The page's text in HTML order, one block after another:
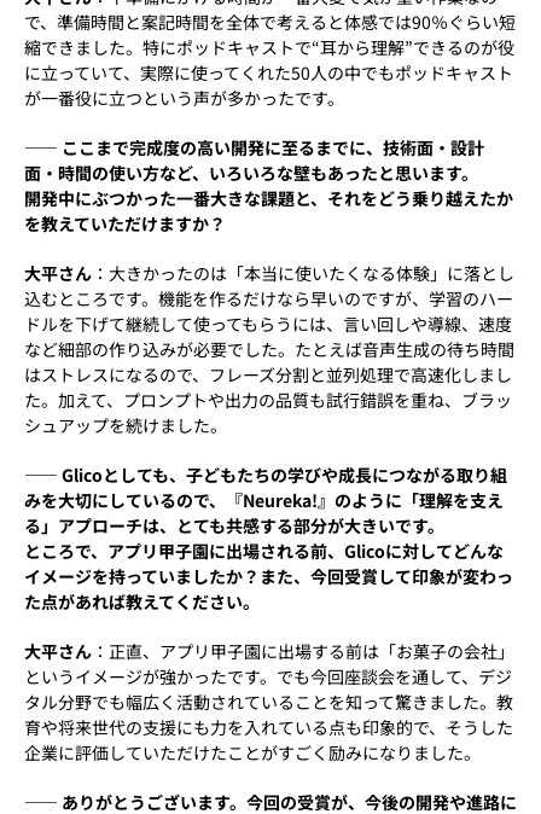
で、準備時間と案記時間を全体で考えると体感では90％ぐらい短
縮できました。特にポッドキャストで“耳から理解”できるのが役
に立っていて、実際に使ってくれた50人の中でもポッドキャスト
が一番役に立つという声が多かったです。
―― ここまで完成度の高い開発に至るまでに、技術面・設計
面・時間の使い方など、いろいろな壁もあったと思います。
開発中にぶつかった一番大きな課題と、それをどう乗り越えたか
を教えていただけますか？
大平さん ：大きかったのは「本当に使いたくなる体験」に落とし
込むところです。機能を作るだけなら早いのですが、学習のハー
ドルを下げて継続して使ってもらうには、言い回しや導線、速度
など細部の作り込みが必要でした。たとえば音声生成の待ち時間
はストレスになるので、フレーズ分割と並列処理で高速化しまし
た。加えて、プロンプトや出力の品質も試行錯誤を重ね、ブラッ
シュアップを続けました。
―― Glicoとしても、子どもたちの学びや成長につながる取り組
みを大切にしているので、『Neureka!』のように「理解を支え
る」アプローチは、とても共感する部分が大きいです。
ところで、アプリ甲子園に出場される前、Glicoに対してどんな
イメージを持っていましたか？また、今回受賞して印象が変わっ
た点があれば教えてください。
大平さん ：正直、アプリ甲子園に出場する前は「お菓子の会社」
というイメージが強かったです。でも今回座談会を通して、デジ
タル分野でも幅広く活動されていることを知って驚きました。教
育や将来世代の支援にも力を入れている点も印象的で、そうした
企業に評価していただけたことがすごく励みになりました。
―― ありがとうございます。今回の受賞が、今後の開発や進路に